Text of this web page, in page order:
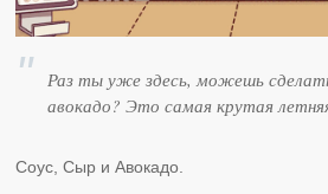
Раз ты уже здесь, можешь
авокадо? Это самая крутая
Соус, Сыр и Авокадо.